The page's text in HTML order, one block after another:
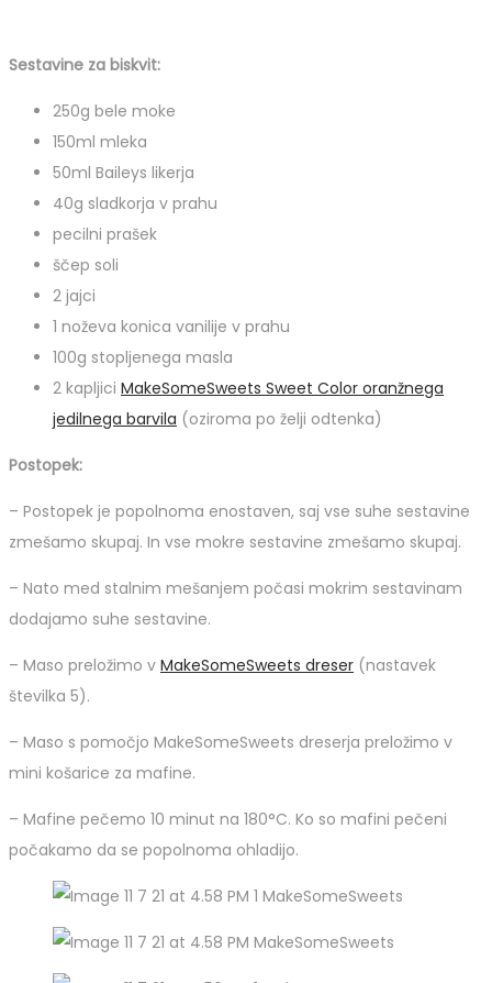
Sestavine za biskvit:
250g bele moke
150ml mleka
50ml Baileys likerja
40g sladkorja v prahu
pecilni prašek
ščep soli
2 jajci
1 noževa konica vanilije v prahu
100g stopljenega masla
2 kapljici MakeSomeSweets Sweet Color oranžnega
jedilnega barvila (oziroma po želji odtenka)
Postopek:
– Postopek je popolnoma enostaven, saj vse suhe sestavine
zmešamo skupaj. In vse mokre sestavine zmešamo skupaj.
– Nato med stalnim mešanjem počasi mokrim sestavinam
dodajamo suhe sestavine.
– Maso preložimo v MakeSomeSweets dreser (nastavek
številka 5).
– Maso s pomočjo MakeSomeSweets dreserja preložimo v
mini košarice za mafine.
– Mafine pečemo 10 minut na 180°C. Ko so mafini pečeni
počakamo da se popolnoma ohladijo.